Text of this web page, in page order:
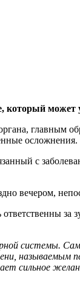
который может
главным
осложнения.
с
вечером,
за
системы.
сильное